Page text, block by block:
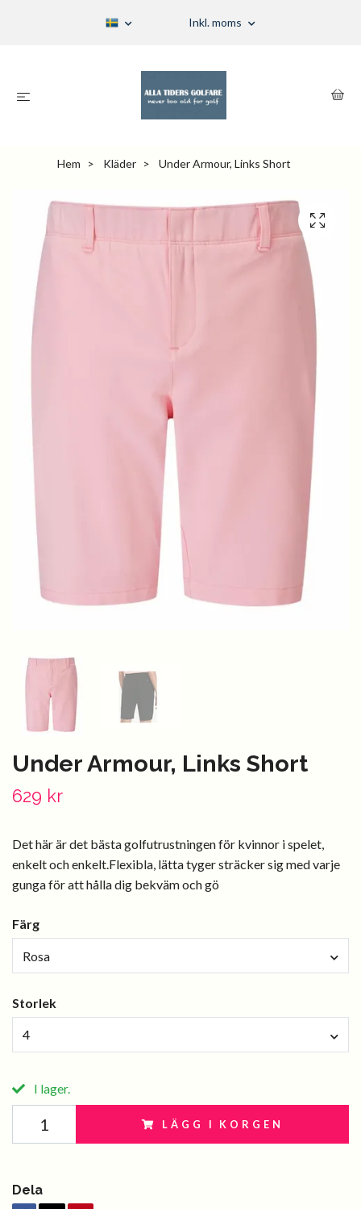
Inkl. moms
Hem Kläder Under Armour, Links Short
Under Armour, Links Short
629 kr
Det här är det bästa golfutrustningen för kvinnor i spelet,
enkelt och enkelt.Flexibla, lätta tyger sträcker sig med varje
gunga för att hålla dig bekväm och gö
Färg
Rosa
Storlek
4
I lager.
LÄGG I KORGEN
Dela